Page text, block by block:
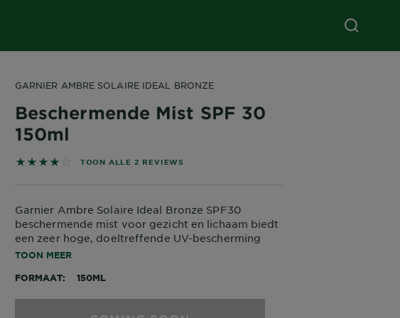
GARNIER AMBRE SOLAIRE IDEAL BRONZE
Beschermende Mist SPF 30
150ml
4 out of 5 stars based on reviews
TOON ALLE 2 REVIEWS
Garnier Ambre Solaire Ideal Bronze SPF30
beschermende mist voor gezicht en lichaam biedt
een zeer hoge, doeltreffende UV-bescherming
tegen schadelijke UVA- en UVB-stralen. De
waterresistent. Met Ideal Bronze producten van
TOON MEER
FORMAAT 150ML